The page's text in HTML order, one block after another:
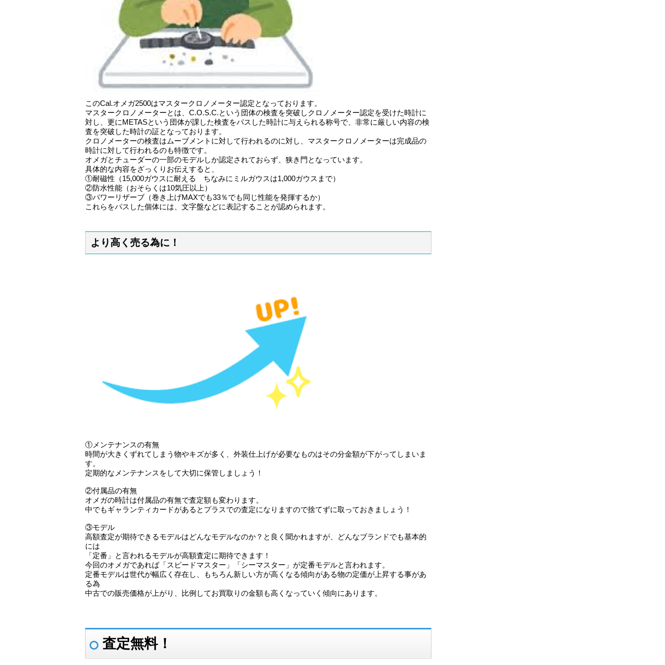
このCal.オメガ2500はマスタークロノメーター認定となっております。
マスタークロノメーターとは、C.O.S.C.という団体の検査を突破しクロノメーター認定を受けた時計に
対し、更にMETASという団体が課した検査をパスした時計に与えられる称号で、非常に厳しい内容の検
査を突破した時計の証となっております。
クロノメーターの検査はムーブメントに対して行われるのに対し、マスタークロノメーターは完成品の
時計に対して行われるのも特徴です。
オメガとチューダーの一部のモデルしか認定されておらず、狭き門となっています。
具体的な内容をざっくりお伝えすると、
①耐磁性（15,000ガウスに耐える ちなみにミルガウスは1,000ガウスまで）
②防水性能（おそらくは10気圧以上）
③パワーリザーブ（巻き上げMAXでも33％でも同じ性能を発揮するか）
これらをパスした個体には、文字盤などに表記することが認められます。
より高く売る為に！
①メンテナンスの有無
時間が大きくずれてしまう物やキズが多く、外装仕上げが必要なものはその分金額が下がってしまいま
す。
定期的なメンテナンスをして大切に保管しましょう！
②付属品の有無
オメガの時計は付属品の有無で査定額も変わります。
中でもギャランティカードがあるとプラスでの査定になりますので捨てずに取っておきましょう！
③モデル
高額査定が期待できるモデルはどんなモデルなのか？と良く聞かれますが、どんなブランドでも基本的
には
「定番」と言われるモデルが高額査定に期待できます！
今回のオメガであれば「スピードマスター」「シーマスター」が定番モデルと言われます。
定番モデルは世代が幅広く存在し、もちろん新しい方が高くなる傾向がある物の定価が上昇する事があ
る為
中古での販売価格が上がり、比例してお買取りの金額も高くなっていく傾向にあります。
査定無料！